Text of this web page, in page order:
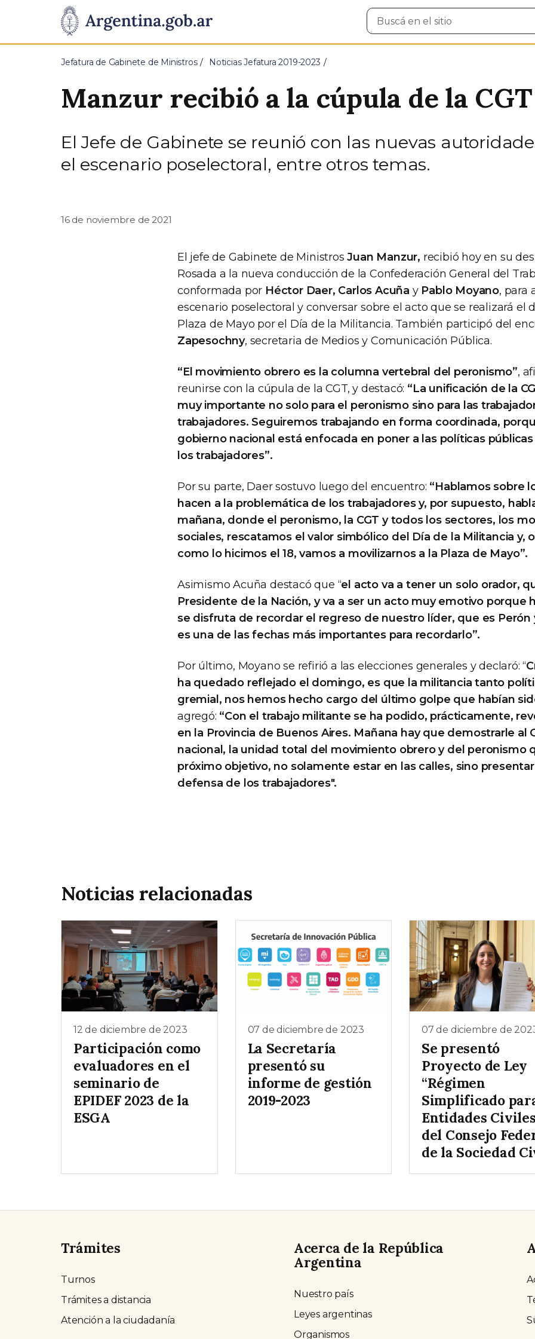
Presidencia
de
Pasar al contenido principal
Buscar
en
Jefatura de Gabinete de Ministros Noticias Jefatura 2019-2023
Manzur recibió a la cúpula de la CGT
El Jefe de Gabinete se reunió con las nuevas
el escenario poselectoral, entre otros temas.
16 de noviembre de 2021
El jefe de Gabinete de MinistrosJuan Manzur, recibió hoy en su
Rosada a la nueva conducción de la Confederación General del
conformada por Héctor Daer, Carlos Acuña y Pablo Moyano, para
escenario poselectoral y conversar sobre el acto que se realizará el
Plaza de Mayo por el Día de la Militancia. También participó del
Zapesochny, secretaria de Medios y Comunicación Pública.
“El movimiento obrero es la columna vertebral del peronismo”,
reunirse con la cúpula de la CGT, y destacó: “La unificación de la
muy importante no solo para el peronismo sino para las
trabajadores. Seguiremos trabajando en forma coordinada,
gobierno nacional está enfocada en poner a las políticas
los trabajadores”.
Por su parte, Daer sostuvo luego del encuentro: “Hablamos sobre
hacen a la problemática de los trabajadores y, por supuesto,
mañana, donde el peronismo, la CGT y todos los sectores, los
sociales, rescatamos el valor simbólico del Día de la Militancia y,
como lo hicimos el 18, vamos a movilizarnos a la Plaza de Mayo”.
Asimismo Acuña destacó que “el acto va a tener un solo orador,
Presidente de la Nación, y va a ser un acto muy emotivo porque
se disfruta de recordar el regreso de nuestro líder, que es Perón
es una de las fechas más importantes para recordarlo”.
Por último, Moyano se refirió a las elecciones generales y declaró: “
ha quedado reflejado el domingo, es que la militancia tanto
gremial, nos hemos hecho cargo del último golpe que habían
agregó: “Con el trabajo militante se ha podido, prácticamente,
en la Provincia de Buenos Aires. Mañana hay que demostrarle al
nacional, la unidad total del movimiento obrero y del peronismo
próximo objetivo, no solamente estar en las calles, sino
defensa de los trabajadores".
Noticias relacionadas
12 de diciembre de 2023
Participación como
evaluadores en el
seminario de
EPIDEF 2023 de la
ESGA
07 de diciembre de 2023
La Secretaría
presentó su
informe de gestión
2019-2023
07 de diciembre de
Se presentó
Proyecto de Ley
“Régimen
Simplificado
Entidades
del Consejo
de la Sociedad
Trámites
Turnos
Trámites a distancia
Atención a la ciudadanía
Acerca de la República
Argentina
Nuestro país
Leyes argentinas
Organismos